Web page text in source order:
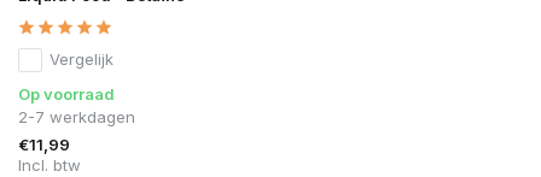
Vergelijk
Op voorraad
2-7 werkdagen
€11,99
Incl. btw